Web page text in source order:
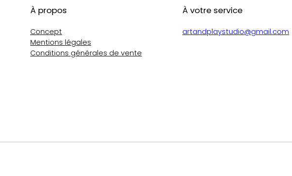
À propos
Concept
Mentions légales
Conditions générales de vente
À votre service
artandplaystudio@gmail.com